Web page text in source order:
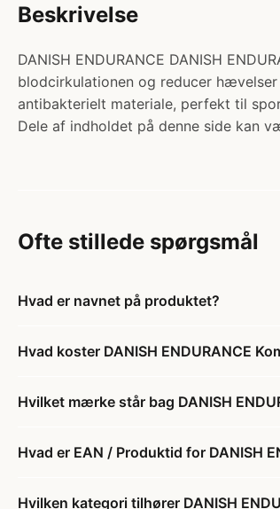
Beskrivelse
DANISH ENDURANCE DANISH
blodcirkulationen og reducer
antibakterielt materiale, perfekt til
Dele af indholdet på denne side kan
Ofte stillede spørgsmål
Hvad er navnet på produktet?
Hvad koster DANISH ENDURANCE
Hvilket mærke står bag DANISH
Hvad er EAN / Produktid for DANISH
Hvilken kategori tilhører DANISH